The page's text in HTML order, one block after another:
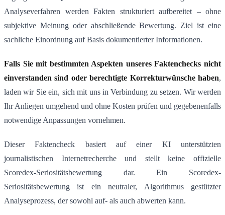
Analyseverfahren werden Fakten strukturiert aufbereitet – ohne
subjektive Meinung oder abschließende Bewertung. Ziel ist eine
sachliche Einordnung auf Basis dokumentierter Informationen.
Falls Sie mit bestimmten Aspekten unseres Faktenchecks nicht
einverstanden sind oder berechtigte Korrekturwünsche haben,
laden wir Sie ein, sich mit uns in Verbindung zu setzen. Wir werden
Ihr Anliegen umgehend und ohne Kosten prüfen und gegebenenfalls
notwendige Anpassungen vornehmen.
Dieser Faktencheck basiert auf einer KI unterstützten
journalistischen Internetrecherche und stellt keine offizielle
Scoredex-Seriositätsbewertung dar. Ein Scoredex-
Seriositätsbewertung ist ein neutraler, Algorithmus gestützter
Analyseprozess, der sowohl auf- als auch abwerten kann.